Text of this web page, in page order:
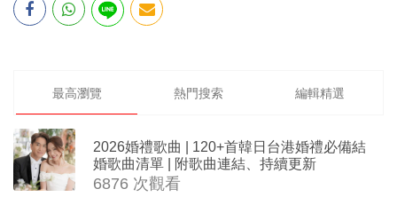
最高瀏覽 熱門搜索 編輯精選
2026婚禮歌曲 | 120+首韓日台港婚禮必備結
婚歌曲清單 | 附歌曲連結、持續更新
6876 次觀看